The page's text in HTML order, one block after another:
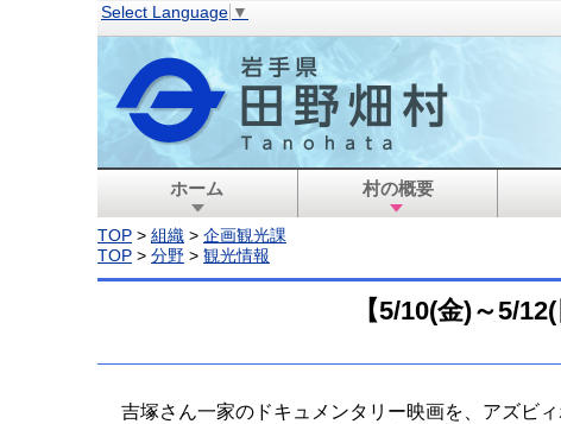
Select Language ▼
ホーム 村の概要
TOP > 組織 > 企画観光課
TOP > 分野 > 観光情報
【5/10(金)～5/
吉塚さん一家のドキュメンタリー映画を、アズビィ